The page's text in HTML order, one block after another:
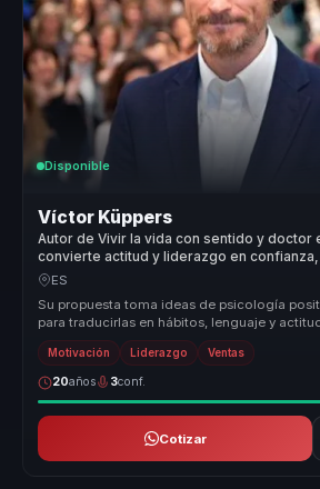
Disponible
Víctor Küppers
Autor de Vivir la vida con sentido y doctor
convierte actitud y liderazgo en
equipos.
ES
Su propuesta toma ideas de psicología
para traducirlas en hábitos, lenguaje y
puede...
Motivación Liderazgo Ventas
20años 3conf.
Cotizar